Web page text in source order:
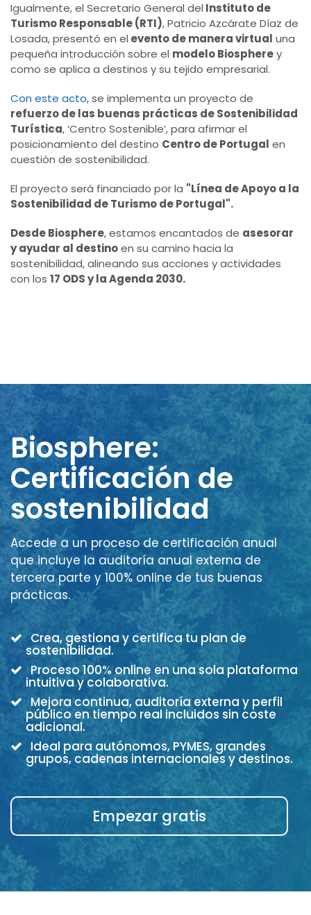
Igualmente, el Secretario General del Instituto de
Turismo Responsable (RTI), Patricio Azcárate Díaz de
Losada, presentó en el evento de manera virtual una
pequeña introducción sobre el modelo Biospherey
como se aplica a destinos y su tejido empresarial.
Con este acto, se implementa un proyecto de
refuerzo de las buenas prácticas de Sostenibilidad
Turística, ‘Centro Sostenible’, para afirmar el
posicionamiento del destino Centro de Portugal en
cuestión de sostenibilidad.
El proyecto será financiado por la "Línea de Apoyo a la
Sostenibilidad de Turismo de Portugal".
Desde Biosphere, estamos encantados de asesorar
y ayudar al destinoen su camino hacia la
sostenibilidad, alineando sus acciones y actividades
con los 17 ODS y la Agenda 2030.
Biosphere:
Certificación de
sostenibilidad
Accede a un proceso de certificación anual
que incluye la auditoría anual externa de
tercera parte y 100% online de tus buenas
prácticas.
Crea, gestiona y certifica tu plan de
sostenibilidad.
Proceso 100% online en una sola plataforma
intuitiva y colaborativa.
Mejora continua, auditoría externa y perfil
público en tiempo real incluidos sin coste
adicional.
Ideal para autónomos, PYMES, grandes
grupos, cadenas internacionales y destinos.
Empezar gratis